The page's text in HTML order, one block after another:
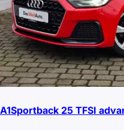
A1Sportback 25 TFSI